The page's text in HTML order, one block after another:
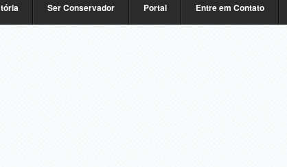
Ser Conservador Portal Entre em Contato